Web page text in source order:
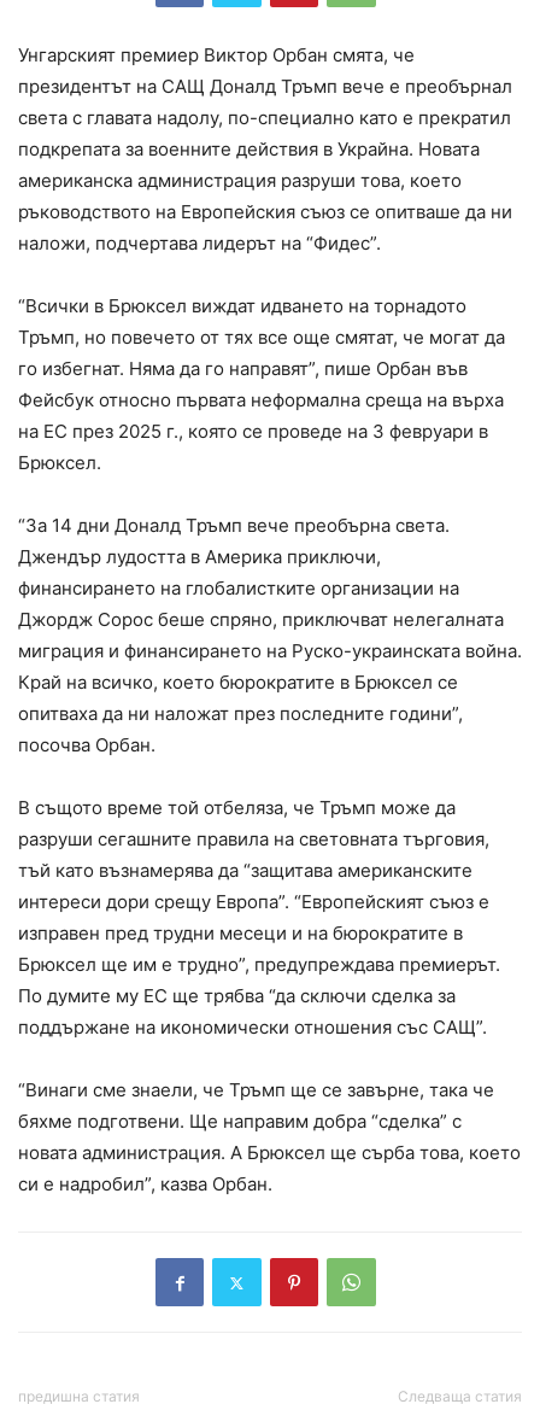
Унгарският премиер Виктор Орбан смята, че
президентът на САЩ Доналд Тръмп вече е преобърнал
света с главата надолу, по-специално като е прекратил
подкрепата за военните действия в Украйна. Новата
американска администрация разруши това, което
ръководството на Европейския съюз се опитваше да ни
наложи, подчертава лидерът на “Фидес”.
“Всички в Брюксел виждат идването на торнадото
Тръмп, но повечето от тях все още смятат, че могат да
го избегнат. Няма да го направят”, пише Орбан във
Фейсбук относно първата неформална среща на върха
на ЕС през 2025 г., която се проведе на 3 февруари в
Брюксел.
“За 14 дни Доналд Тръмп вече преобърна света.
Джендър лудостта в Америка приключи,
финансирането на глобалистките организации на
Джордж Сорос беше спряно, приключват нелегалната
миграция и финансирането на Руско-украинската война.
Край на всичко, което бюрократите в Брюксел се
опитваха да ни наложат през последните години”,
посочва Орбан.
В същото време той отбеляза, че Тръмп може да
разруши сегашните правила на световната търговия,
тъй като възнамерява да “защитава американските
интереси дори срещу Европа”. “Европейският съюз е
изправен пред трудни месеци и на бюрократите в
Брюксел ще им е трудно”, предупреждава премиерът.
По думите му ЕС ще трябва “да сключи сделка за
поддържане на икономически отношения със САЩ”.
“Винаги сме знаели, че Тръмп ще се завърне, така че
бяхме подготвени. Ще направим добра “сделка” с
новата администрация. А Брюксел ще сърба това, което
си е надробил”, казва Орбан.
предишна статия Следваща статия